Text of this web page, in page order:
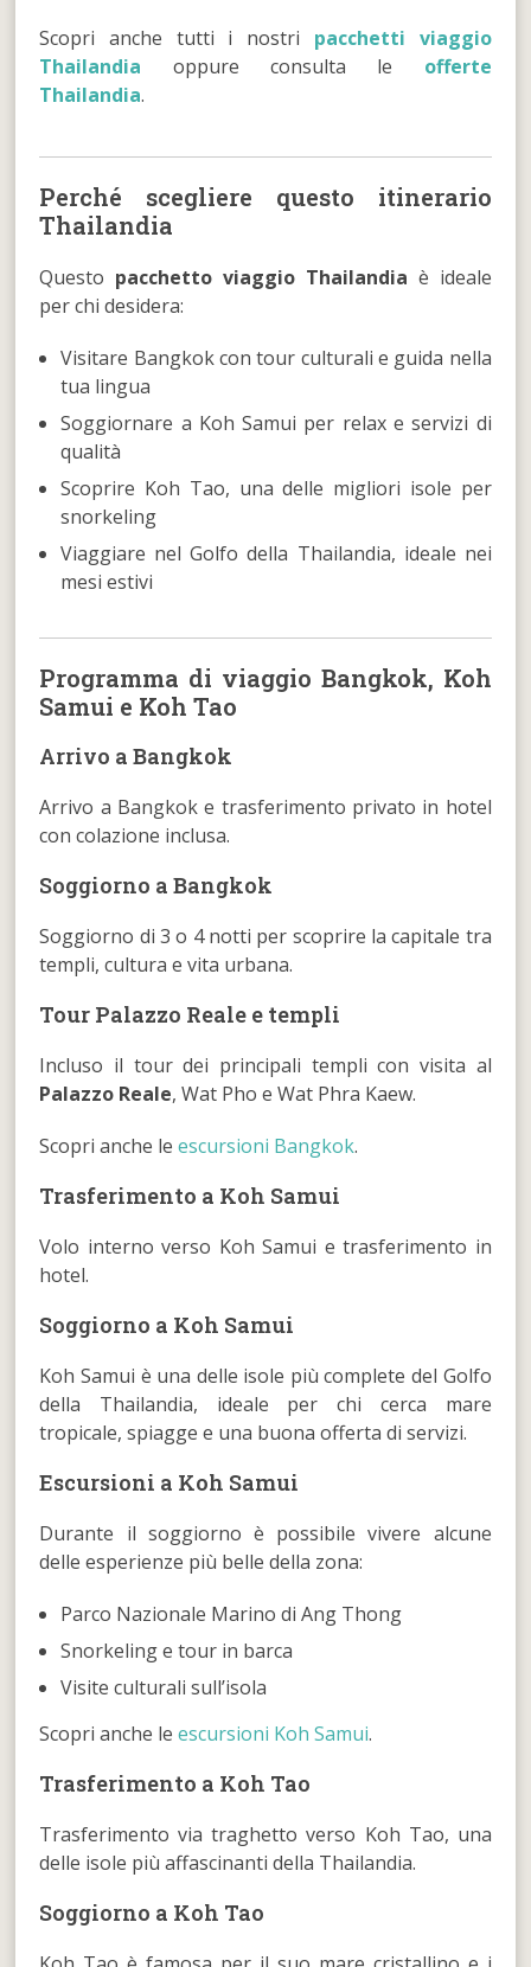
Scopri anche tutti i nostri pacchetti viaggio
Thailandia oppure consulta le offerte
Thailandia.
Perché scegliere questo itinerario
Thailandia
Questo pacchetto viaggio Thailandia è ideale
per chi desidera:
Visitare Bangkok con tour culturali e guida nella
tua lingua
Soggiornare a Koh Samui per relax e servizi di
qualità
Scoprire Koh Tao, una delle migliori isole per
snorkeling
Viaggiare nel Golfo della Thailandia, ideale nei
mesi estivi
Programma di viaggio Bangkok, Koh
Samui e Koh Tao
Arrivo a Bangkok
Arrivo a Bangkok e trasferimento privato in hotel
con colazione inclusa.
Soggiorno a Bangkok
Soggiorno di 3 o 4 notti per scoprire la capitale tra
templi, cultura e vita urbana.
Tour Palazzo Reale e templi
Incluso il tour dei principali templi con visita al
Palazzo Reale, Wat Pho e Wat Phra Kaew.
Scopri anche leescursioni Bangkok.
Trasferimento a Koh Samui
Volo interno verso Koh Samui e trasferimento in
hotel.
Soggiorno a Koh Samui
Koh Samui è una delle isole più complete del Golfo
della Thailandia, ideale per chi cerca mare
tropicale, spiagge e una buona offerta di servizi.
Escursioni a Koh Samui
Durante il soggiorno è possibile vivere alcune
delle esperienze più belle della zona:
Parco Nazionale Marino di Ang Thong
Snorkeling e tour in barca
Visite culturali sull’isola
Scopri anche leescursioni Koh Samui.
Trasferimento a Koh Tao
Trasferimento via traghetto verso Koh Tao, una
delle isole più affascinanti della Thailandia.
Soggiorno a Koh Tao